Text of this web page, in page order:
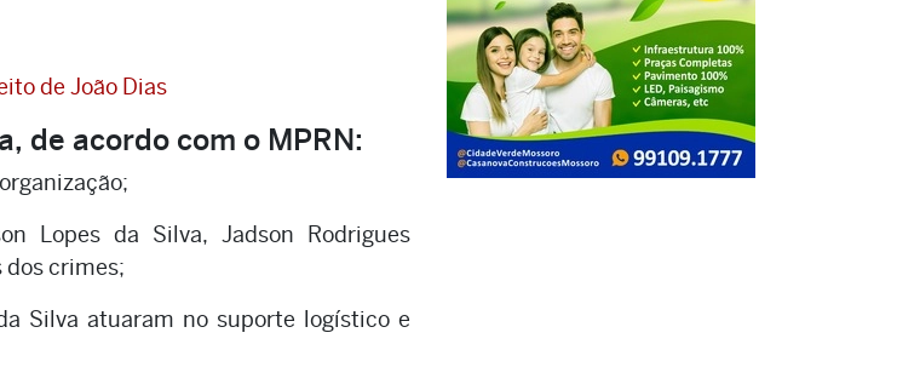
de João Dias
de acordo com o MPRN:
Lopes da Silva, Jadson Rodrigues
dos crimes;
Silva atuaram no suporte logístico e